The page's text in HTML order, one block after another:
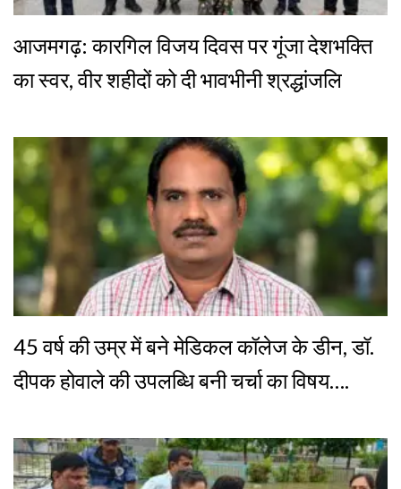
आजमगढ़: कारगिल विजय दिवस पर गूंजा देशभक्ति
का स्वर, वीर शहीदों को दी भावभीनी श्रद्धांजलि
45 वर्ष की उम्र में बने मेडिकल कॉलेज के डीन, डॉ.
दीपक होवाले की उपलब्धि बनी चर्चा का विषय….